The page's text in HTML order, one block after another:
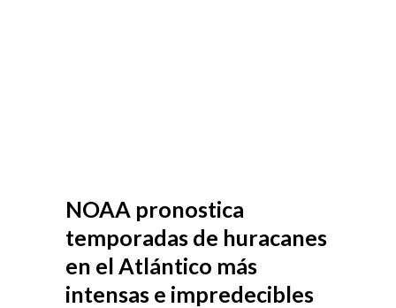
NOAA pronostica
temporadas de huracanes
en el Atlántico más
intensas e impredecibles